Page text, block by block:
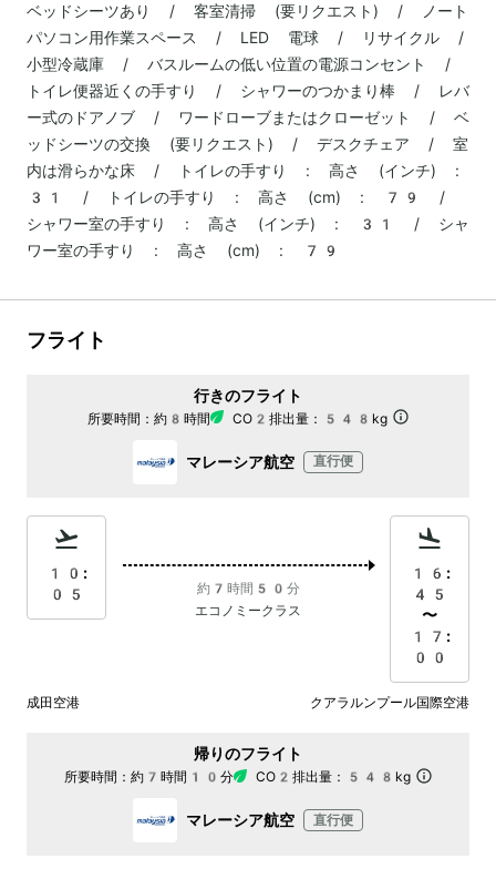
ベッドシーツあり / 客室清掃 (要リクエスト) / ノート
パソコン用作業スペース / LED 電球 / リサイクル /
小型冷蔵庫 / バスルームの低い位置の電源コンセント /
トイレ便器近くの手すり / シャワーのつかまり棒 / レバ
ー式のドアノブ / ワードローブまたはクローゼット / ベ
ッドシーツの交換 (要リクエスト) / デスクチェア / 室
内は滑らかな床 / トイレの手すり : 高さ (インチ) :
31 / トイレの手すり : 高さ (cm) : 79 /
シャワー室の手すり : 高さ (インチ) : 31 / シャ
ワー室の手すり : 高さ (cm) : 79
フライト
行きのフライト
所要時間： 約8時間 CO2排出量： 548kg
マレーシア航空 直行便
10:
05
約7時間50分
エコノミークラス
16:
45
〜
17:
00
成田空港 クアラルンプール国際空港
帰りのフライト
所要時間： 約7時間10分 CO2排出量： 548kg
マレーシア航空 直行便